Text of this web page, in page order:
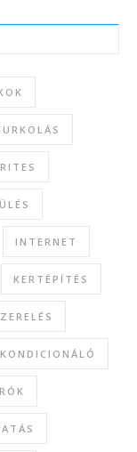
INTERNET
KERTÉPÍTÉS